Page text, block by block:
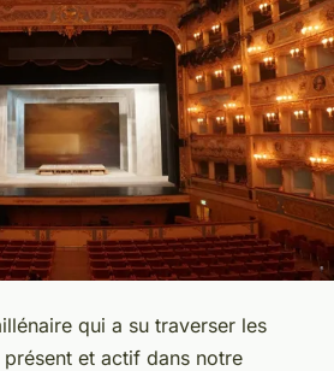
qui a su traverser les
et actif dans notre